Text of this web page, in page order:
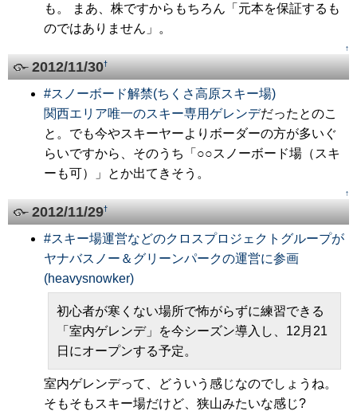
も。 まあ、株ですからもちろん「元本を保証するも
のではありません」。
↑
2012/11/30†
#スノーボード解禁(ちくさ高原スキー場)
関西エリア唯一のスキー専用ゲレンデだったとのこ
と。でも今やスキーヤーよりボーダーの方が多いぐ
らいですから、そのうち「○○スノーボード場（スキ
ーも可）」とか出てきそう。
↑
2012/11/29†
#スキー場運営などのクロスプロジェクトグループが
ヤナバスノー＆グリーンパークの運営に参画
(heavysnowker)
初心者が寒くない場所で怖がらずに練習できる
「室内ゲレンデ」を今シーズン導入し、12月21
日にオープンする予定。
室内ゲレンデって、どういう感じなのでしょうね。
そもそもスキー場だけど、狭山みたいな感じ?